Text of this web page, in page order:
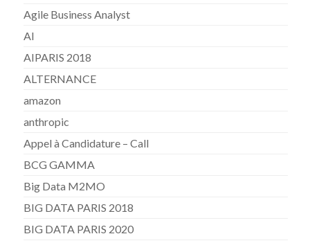
Agile Business Analyst
AI
AIPARIS 2018
ALTERNANCE
amazon
anthropic
Appel à Candidature – Call
BCG GAMMA
Big Data M2MO
BIG DATA PARIS 2018
BIG DATA PARIS 2020